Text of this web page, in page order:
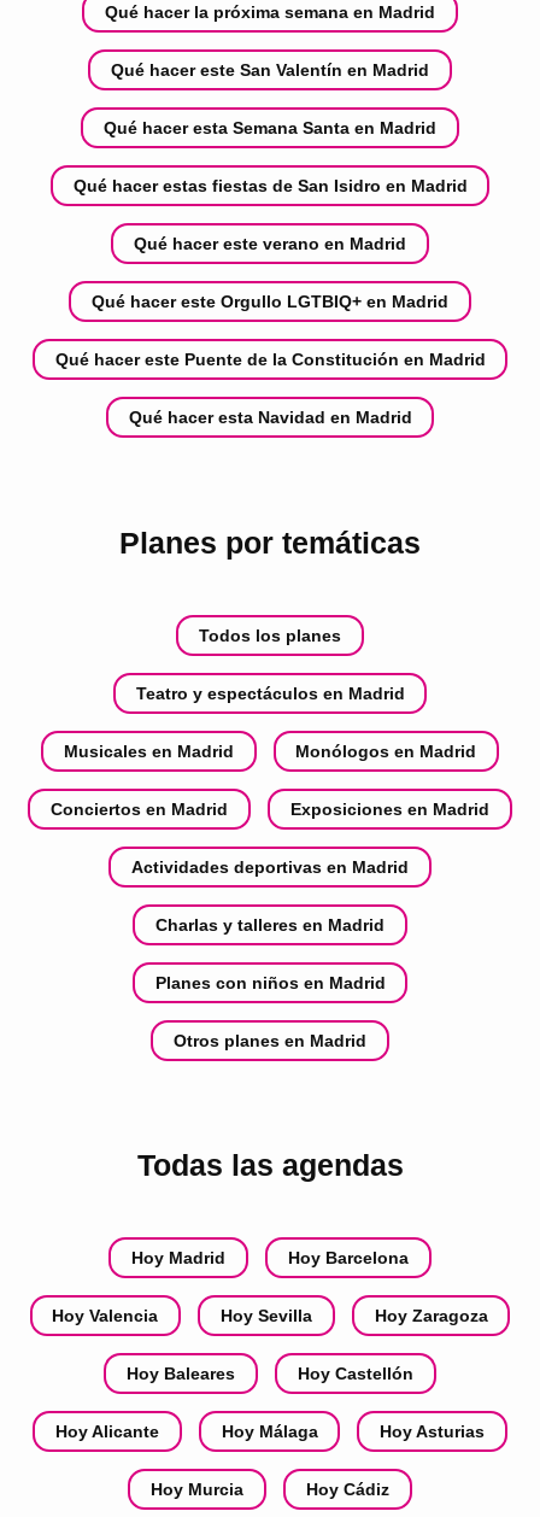
Qué hacer la próxima semana en Madrid
Qué hacer este San Valentín en Madrid
Qué hacer esta Semana Santa en Madrid
Qué hacer estas fiestas de San Isidro en Madrid
Qué hacer este verano en Madrid
Qué hacer este Orgullo LGTBIQ+ en Madrid
Qué hacer este Puente de la Constitución en Madrid
Qué hacer esta Navidad en Madrid
Planes por temáticas
Todos los planes
Teatro y espectáculos en Madrid
Musicales en Madrid Monólogos en Madrid
Conciertos en Madrid Exposiciones en Madrid
Actividades deportivas en Madrid
Charlas y talleres en Madrid
Planes con niños en Madrid
Otros planes en Madrid
Todas las agendas
Hoy Madrid Hoy Barcelona
Hoy Valencia Hoy Sevilla Hoy Zaragoza
Hoy Baleares Hoy Castellón
Hoy Alicante Hoy Málaga Hoy Asturias
Hoy Murcia Hoy Cádiz